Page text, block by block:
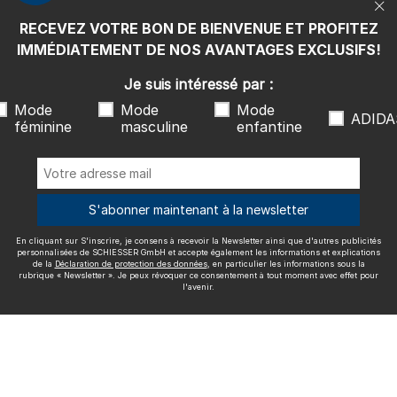
rubrique « Newsletter ». Je peux révoquer ce consentement à tout
Nous livrons avec
Excellente qualité
Plus d'informations sur nos évaluations
RECEVEZ VOTRE BON DE BIENVENUE ET PROFITEZ
IMMÉDIATEMENT DE NOS AVANTAGES EXCLUSIFS!
Je suis intéressé par :
Mode
féminine
Mode
masculine
Mode
enfantine
S'abonner maintenant à la newsletter
En cliquant sur S'inscrire, je consens à recevoir la Newsletter ainsi que d'autres publicités
personnalisées de SCHIESSER GmbH et accepte également les informations et explications
de la Déclaration de protection des données, en particulier les informations sous la
rubrique « Newsletter ». Je peux révoquer ce consentement à tout moment avec effet pour
l'avenir.